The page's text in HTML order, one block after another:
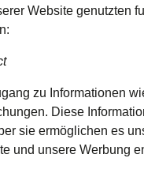
Website genutzten
zu Informationen
Diese
sie ermöglichen es
und unsere Werbung